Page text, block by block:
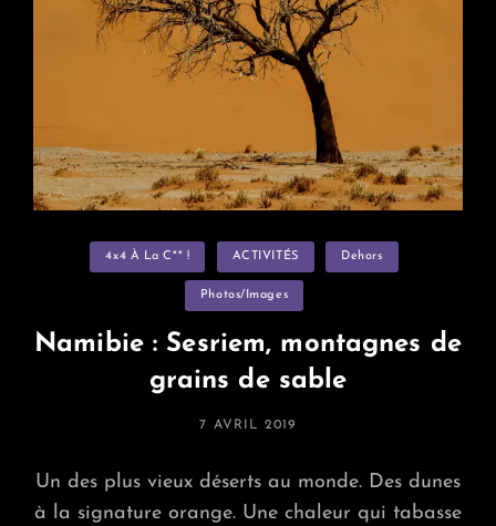
Categories
4x4 À La C** ! ACTIVITÉS Dehors
Photos/images
Namibie : Sesriem, montagnes de
grains de sable
POSTED
7 AVRIL 2019
Un des plus vieux déserts au monde. Des dunes
à la signature orange. Une chaleur qui tabasse